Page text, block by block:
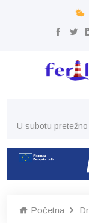
U subotu
Početna